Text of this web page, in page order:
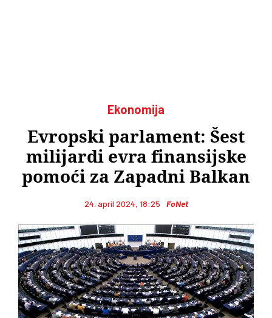
Ekonomija
Evropski parlament: Šest
milijardi evra finansijske
pomoći za Zapadni Balkan
24. april 2024, 18:25 FoNet